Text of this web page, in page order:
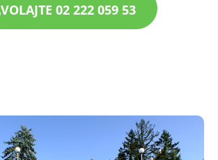
VOLAJTE 02 222 059 53